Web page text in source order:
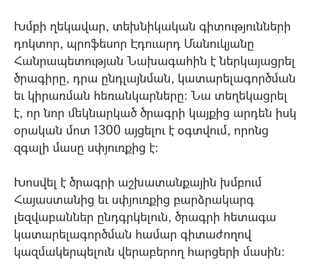
Խմբի ղեկավար, տեխնիկական գիտությունների
դոկտոր, պրոֆեսոր Էդուարդ Մանուկյանը
Հանրապետության Նախագահին է ներկայացրել
ծրագիրը, դրա ընդլայնման, կատարելագործման
եւ կիրառման հեռանկարները: Նա տեղեկացրել
է, որ նոր մեկնարկած ծրագրի կայքից արդեն իսկ
օրական մոտ 1300 այցելու է օգտվում, որոնց
զգալի մասը սփյուռքից է:
Խոսվել է ծրագրի աշխատանքային խմբում
Հայաստանից եւ սփյուռքից բարձրակարգ
լեզվաբաններ ընդգրկելուն, ծրագրի հետագա
կատարելագործման համար գիտաժողով
կազմակերպելուն վերաբերող հարցերի մասին: